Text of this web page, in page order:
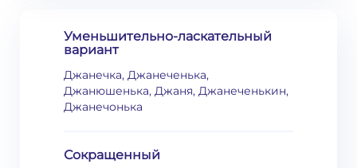
Уменьшительно-ласкательный
вариант
Джанечка, Джанеченька,
Джанюшенька, Джаня, Джанеченькин,
Джанечонька
Сокращенный